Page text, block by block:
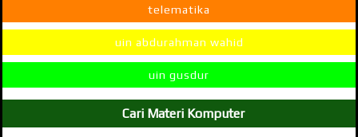
telematika
uin abdurahman wahid
uin gusdur
Cari Materi Komputer